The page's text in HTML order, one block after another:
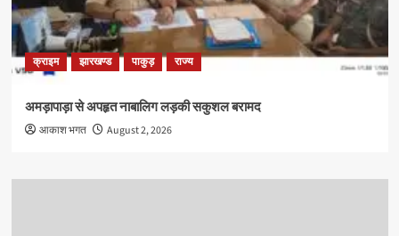
क्राइम झारखण्ड पाकुड़ राज्य
अमड़ापाड़ा से अपहृत नाबालिग लड़की सकुशल बरामद
आकाश भगत August 2, 2026